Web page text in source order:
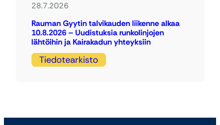
28.7.2026
Rauman Gyytin talvikauden liikenne alkaa
10.8.2026 – Uudistuksia runkolinjojen
lähtöihin ja Kairakadun yhteyksiin
Tiedotearkisto